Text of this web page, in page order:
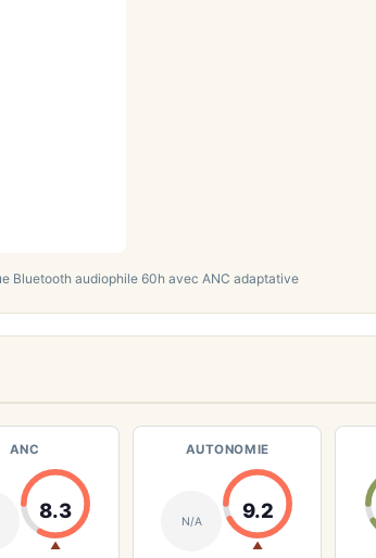
Bluetooth audiophile 60h avec ANC adaptative
ANC
8.3
▲
AUTONOMIE
N/A 9.2
▲